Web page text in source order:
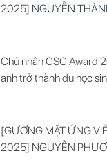
2025] NGUYỄN
Chủ nhân CSC Award
anh trở thành du học
[GƯƠNG MẶT ỨNG
2025] NGUYỄN